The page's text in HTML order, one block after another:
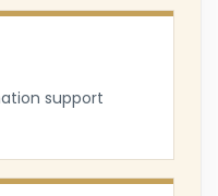
support